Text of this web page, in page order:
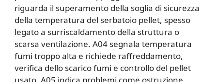
riguarda il superamento della soglia di sicurezza
della temperatura del serbatoio pellet, spesso
legato a surriscaldamento della struttura o
scarsa ventilazione. A04 segnala temperatura
fumi troppo alta e richiede raffreddamento,
verifica dello scarico fumi e controllo del pellet